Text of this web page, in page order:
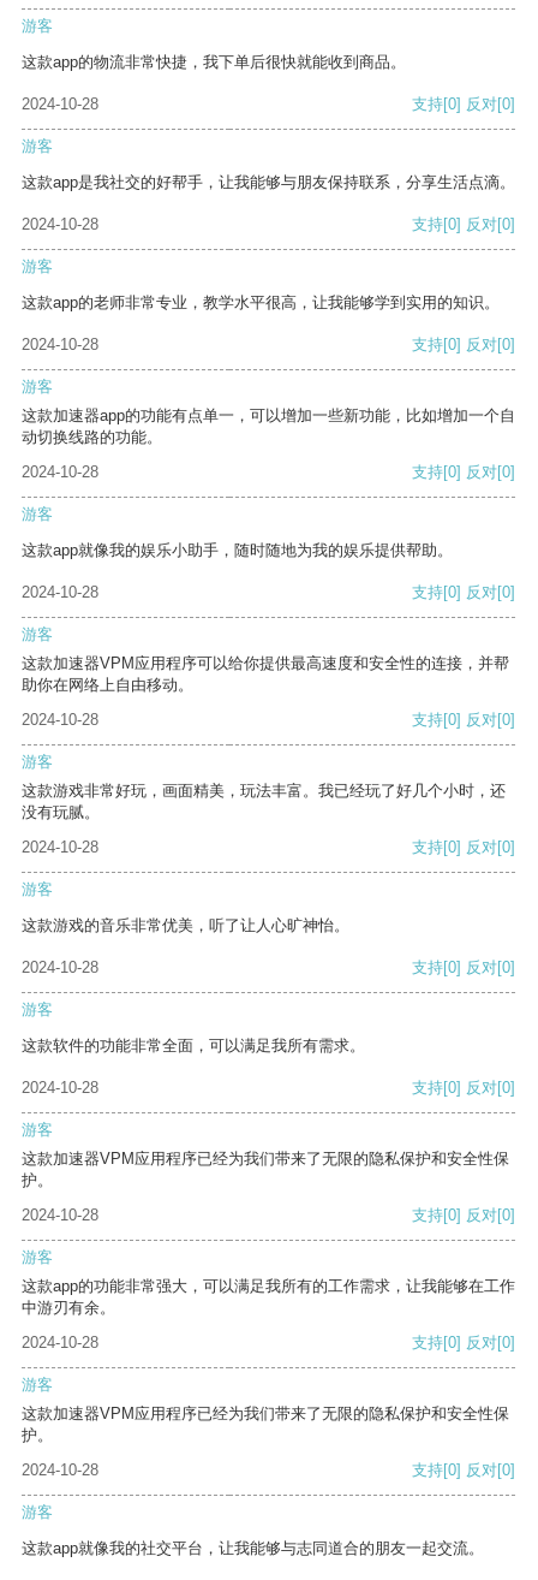
游客
这款app的物流非常快捷，我下单后很快就能收到商品。
2024-10-28 支持[0] 反对[0]
游客
这款app是我社交的好帮手，让我能够与朋友保持联系，分享生活点滴。
2024-10-28 支持[0] 反对[0]
游客
这款app的老师非常专业，教学水平很高，让我能够学到实用的知识。
2024-10-28 支持[0] 反对[0]
游客
这款加速器app的功能有点单一，可以增加一些新功能，比如增加一个自
动切换线路的功能。
2024-10-28
支持[0] 反对[0]
游客
这款app就像我的娱乐小助手，随时随地为我的娱乐提供帮助。
2024-10-28 支持[0] 反对[0]
游客
这款加速器VPM应用程序可以给你提供最高速度和安全性的连接，并帮
助你在网络上自由移动。
2024-10-28
支持[0] 反对[0]
游客
这款游戏非常好玩，画面精美，玩法丰富。我已经玩了好几个小时，还
没有玩腻。
2024-10-28
支持[0] 反对[0]
游客
这款游戏的音乐非常优美，听了让人心旷神怡。
2024-10-28 支持[0] 反对[0]
游客
这款软件的功能非常全面，可以满足我所有需求。
2024-10-28 支持[0] 反对[0]
游客
这款加速器VPM应用程序已经为我们带来了无限的隐私保护和安全性保
护。
2024-10-28
支持[0] 反对[0]
游客
这款app的功能非常强大，可以满足我所有的工作需求，让我能够在工作
中游刃有余。
2024-10-28
支持[0] 反对[0]
游客
这款加速器VPM应用程序已经为我们带来了无限的隐私保护和安全性保
护。
2024-10-28
支持[0] 反对[0]
游客
这款app就像我的社交平台，让我能够与志同道合的朋友一起交流。